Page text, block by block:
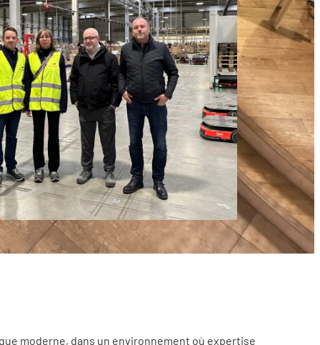
moderne, dans un environnement où expertise